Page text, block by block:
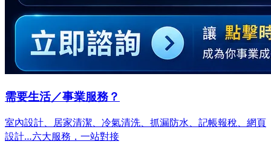
需要生活／事業服務？
室內設計、居家清潔、冷氣清洗、抓漏防水、記帳報稅、網頁
設計…六大服務，一站對接